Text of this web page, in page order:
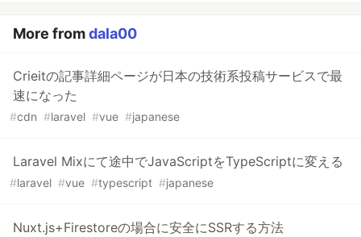
More fromdala00
Crieitの記事詳細ページが日本の技術系投稿サービスで最
速になった
#cdn #laravel #vue #japanese
Laravel Mixにて途中でJavaScriptをTypeScriptに変える
#laravel #vue #typescript #japanese
Nuxt.js+Firestoreの場合に安全にSSRする方法